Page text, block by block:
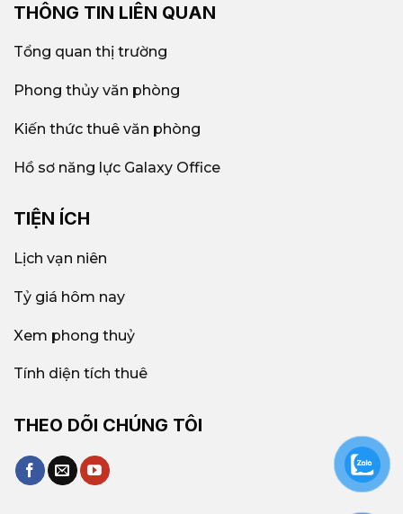
THÔNG TIN LIÊN QUAN
Tổng quan thị trường
Phong thủy văn phòng
Kiến thức thuê văn phòng
Hồ sơ năng lực Galaxy Office
TIỆN ÍCH
Lịch vạn niên
Tỷ giá hôm nay
Xem phong thuỷ
Tính diện tích thuê
THEO DÕI CHÚNG TÔI